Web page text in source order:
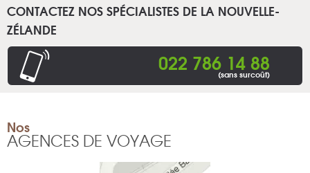
CONTACTEZ NOS SPÉCIALISTES DE LA NOUVELLE-
ZÉLANDE
022 786 14 88
(sans surcoût)
Nos
AGENCES DE VOYAGE